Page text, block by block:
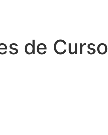
de Curso